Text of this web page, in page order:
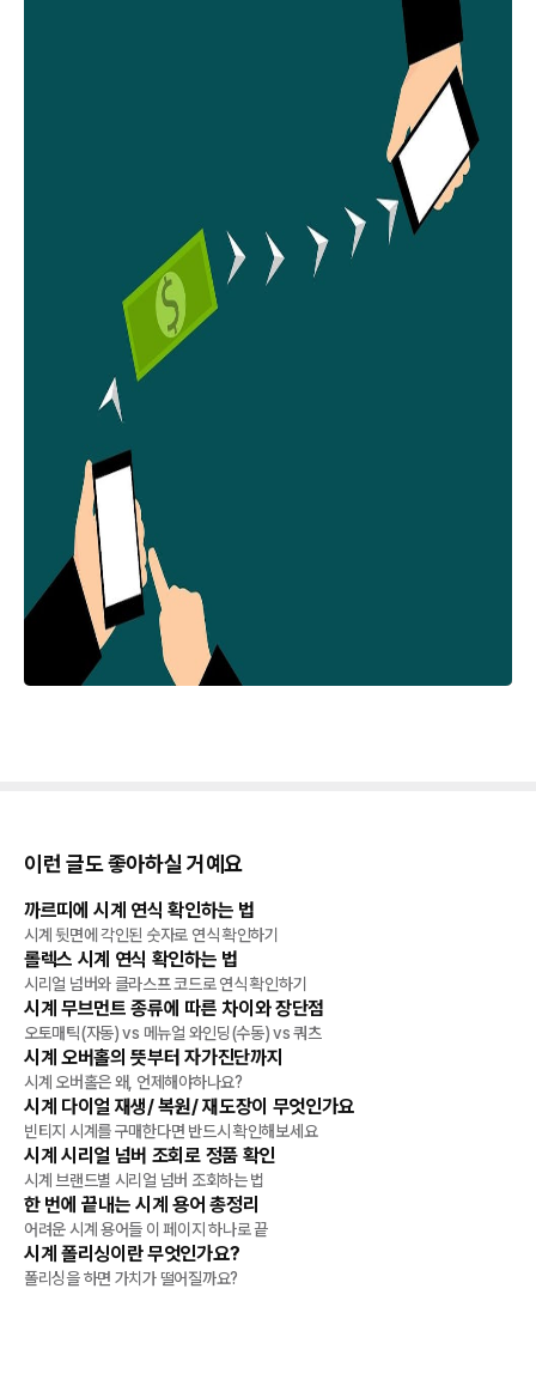
"명품 시계를 중고로 구매하고 싶어요"
이런 글도 좋아하실 거예요
관리/수리
까르띠에 시계 연식 확인하는 법
시계 뒷면에 각인된 숫자로 연식 확인하기
관리/수리
롤렉스 시계 연식 확인하는 법
시리얼 넘버와 클라스프 코드로 연식 확인하기
관리/수리
시계 무브먼트 종류에 따른 차이와 장단점
오토매틱(자동) vs 메뉴얼 와인딩(수동) vs 쿼츠
관리/수리
시계 오버홀의 뜻부터 자가진단까지
시계 오버홀은 왜, 언제해야하나요?
관리/수리
시계 다이얼 재생/ 복원/ 재도장이 무엇인가요
빈티지 시계를 구매한다면 반드시 확인해보세요
관리/수리
시계 시리얼 넘버 조회로 정품 확인
시계 브랜드별 시리얼 넘버 조회하는 법
관리/수리
한 번에 끝내는 시계 용어 총정리
어려운 시계 용어들 이 페이지 하나로 끝
관리/수리
시계 폴리싱이란 무엇인가요?
폴리싱을 하면 가치가 떨어질까요?